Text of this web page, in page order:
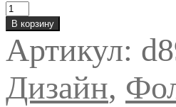
Количество
товара
Фольга
Laque
Шарики
(0192)
В корзину
Артикул:
Дизайн,